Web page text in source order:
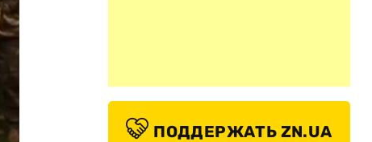
ПОДДЕРЖАТЬ ZN.UA